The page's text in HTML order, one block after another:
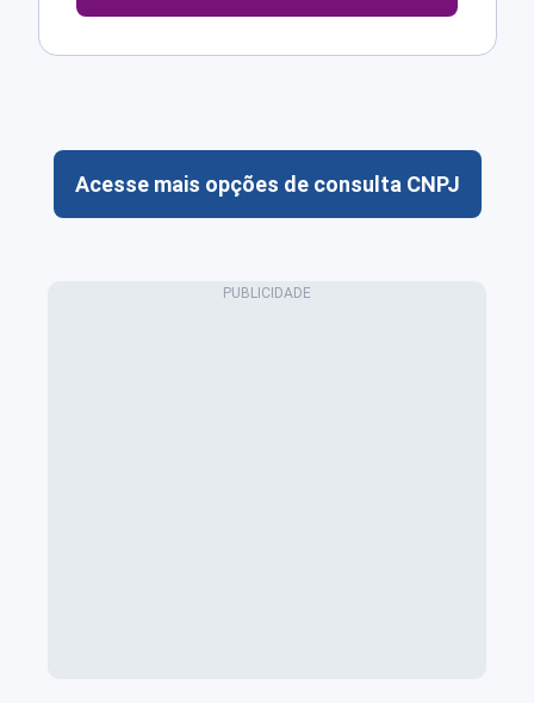
Acesse mais opções de consulta CNPJ